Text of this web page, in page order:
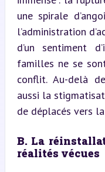
une spirale
l’administration
d’un sentiment
familles ne se
conflit. Au-delà
aussi la
de déplacés vers
B. La
réalités vécues